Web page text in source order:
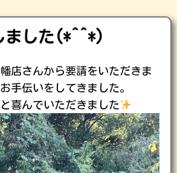
ました(*^^*)
店さんから要請をいただきま
手伝いをしてきました。
喜んでいただきました